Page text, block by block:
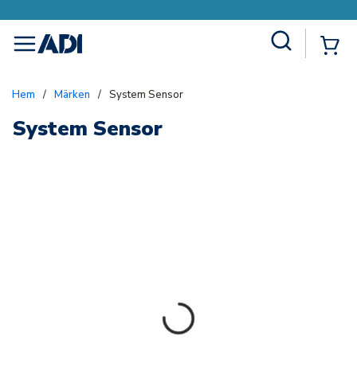
menu
Hem / Märken / System Sensor
System Sensor